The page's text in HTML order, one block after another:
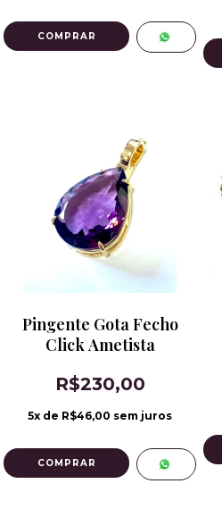
COMPRAR
Pingente Gota Fecho
Click Ametista
R$230,00
5x de R$46,00 sem juros